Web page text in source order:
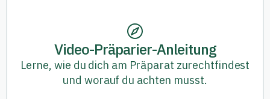
Video-Präparier-Anleitung
Lerne, wie du dich am Präparat zurechtfindest
und worauf du achten musst.